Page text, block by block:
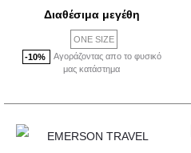
Διαθέσιμα μεγέθη
ONE SIZE
-10%
Αγοράζοντας απο το φυσικό
μας κατάστημα